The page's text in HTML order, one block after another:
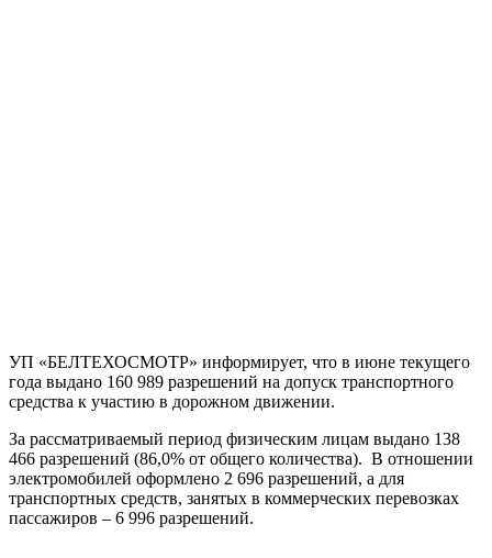
УП «БЕЛТЕХОСМОТР» информирует, что в июне текущего
года выдано 160 989 разрешений на допуск транспортного
средства к участию в дорожном движении.
За рассматриваемый период физическим лицам выдано 138
466 разрешений (86,0% от общего количества). В отношении
электромобилей оформлено 2 696 разрешений, а для
транспортных средств, занятых в коммерческих перевозках
пассажиров – 6 996 разрешений.